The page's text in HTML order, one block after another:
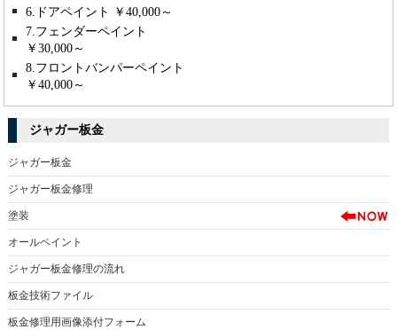
6.ドアペイント ￥40,000～
7.フェンダーペイント
￥30,000～
8.フロントバンパーペイント
￥40,000～
ジャガー板金
ジャガー板金
ジャガー板金修理
塗装
オールペイント
ジャガー板金修理の流れ
板金技術ファイル
板金修理用画像添付フォーム